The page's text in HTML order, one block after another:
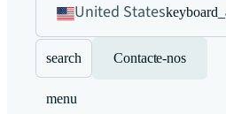
United States
search Contacte-nos
menu